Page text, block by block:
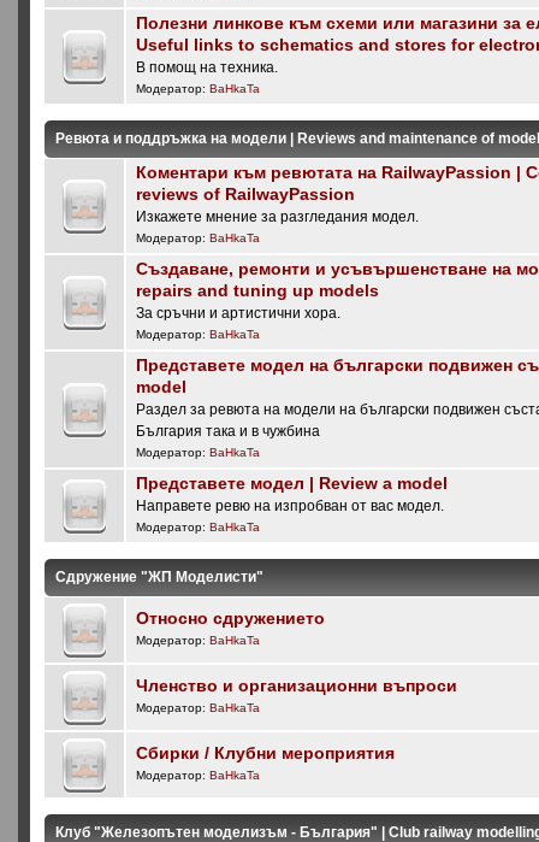
Полезни линкове към схеми или магазини за
Useful links to schematics and stores for
В помощ на техника.
Модератор:BaHkaTa
Ревюта и поддръжка на модели | Reviews and maintenance of
Коментари към ревютата на RailwayPassion |
reviews of RailwayPassion
Изкажете мнение за разгледания модел.
Модератор:BaHkaTa
Създаване, ремонти и усъвършенстване на
repairs and tuning up models
За сръчни и артистични хора.
Модератор:BaHkaTa
Представете модел на български подвижен
model
Раздел за ревюта на модели на български подвижен
България така и в чужбина
Модератор:BaHkaTa
Представете модел | Review a model
Направете ревю на изпробван от вас модел.
Модератор:BaHkaTa
Сдружение "ЖП Моделисти"
Относно сдружението
Модератор:BaHkaTa
Членство и организационни въпроси
Модератор:BaHkaTa
Сбирки / Клубни мероприятия
Модератор:BaHkaTa
Клуб "Железопътен моделизъм - България" | Club railway